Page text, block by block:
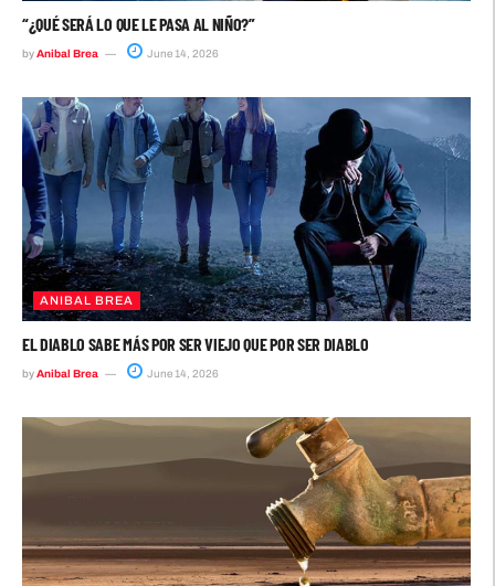
“¿QUÉ SERÁ LO QUE LE PASA AL NIÑO?”
byAnibal Brea June 14, 2026
ANIBAL BREA
EL DIABLO SABE MÁS POR SER VIEJO QUE POR SER DIABLO
byAnibal Brea June 14, 2026